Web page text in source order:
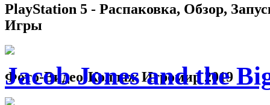
PlayStation 5 - Распаковка, Обзор,
Игры
Фото-Видео-Коллаж Игромир 2019
Jacob Jones and the